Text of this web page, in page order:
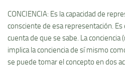
CONCIENCIA: Es la capacidad de
consciente de esa representación.
cuenta de que se sabe. La
implica la conciencia de sí­ mismo
se puede tomar el concepto en dos